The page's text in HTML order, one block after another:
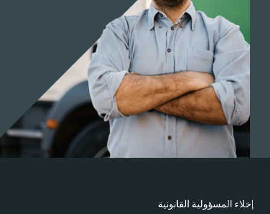
المسؤولية القانونية